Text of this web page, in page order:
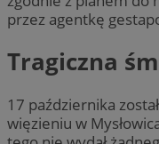
przez agentkę
Tragiczna
17 października
więzieniu w